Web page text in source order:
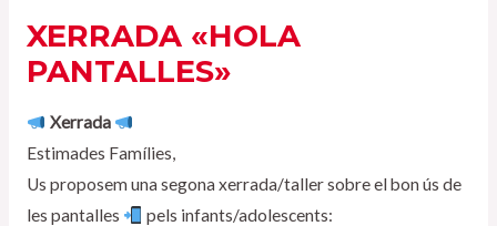
XERRADA «HOLA
PANTALLES»
Xerrada
Estimades Famílies,
Us proposem una segona xerrada/taller sobre el bon ús de
les pantalles
pels infants/adolescents: